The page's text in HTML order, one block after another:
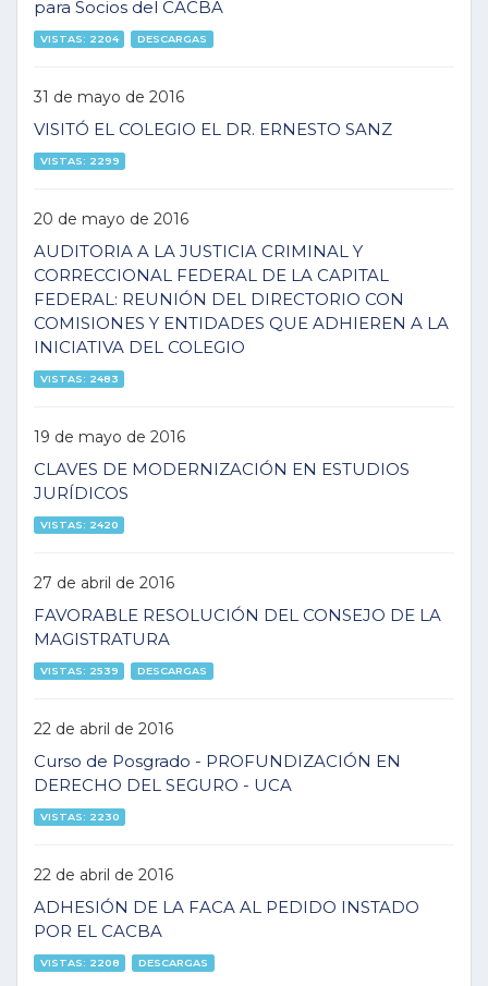
para Socios del CACBA
VISTAS: 2204 DESCARGAS
31 de mayo de 2016
VISITÓ EL COLEGIO EL DR. ERNESTO SANZ
VISTAS: 2299
20 de mayo de 2016
AUDITORIA A LA JUSTICIA CRIMINAL Y
CORRECCIONAL FEDERAL DE LA CAPITAL
FEDERAL: REUNIÓN DEL DIRECTORIO CON
COMISIONES Y ENTIDADES QUE ADHIEREN A LA
INICIATIVA DEL COLEGIO
VISTAS: 2483
19 de mayo de 2016
CLAVES DE MODERNIZACIÓN EN ESTUDIOS
JURÍDICOS
VISTAS: 2420
27 de abril de 2016
FAVORABLE RESOLUCIÓN DEL CONSEJO DE LA
MAGISTRATURA
VISTAS: 2539 DESCARGAS
22 de abril de 2016
Curso de Posgrado - PROFUNDIZACIÓN EN
DERECHO DEL SEGURO - UCA
VISTAS: 2230
22 de abril de 2016
ADHESIÓN DE LA FACA AL PEDIDO INSTADO
POR EL CACBA
VISTAS: 2208 DESCARGAS